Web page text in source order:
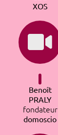
XOS
Benoît
PRALY
fondateur
domoscio